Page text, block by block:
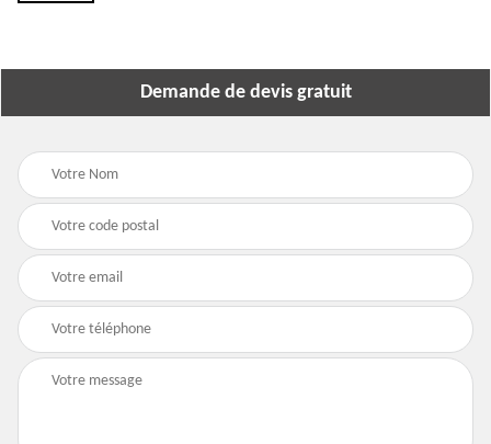
Demande de devis gratuit